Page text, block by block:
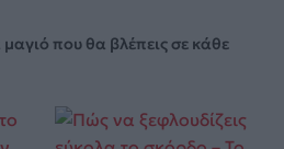
που θα βλέπεις σε κάθε